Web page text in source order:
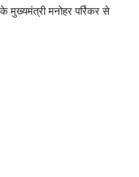
मुख्यमंत्री मनोहर पर्रिकर से